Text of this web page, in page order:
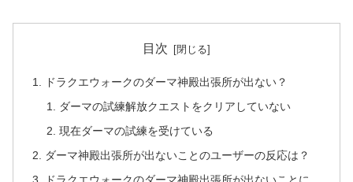
目次
ドラクエウォークのダーマ神殿出張所が出ない？
ダーマの試練解放クエストをクリアしていない
現在ダーマの試練を受けている
ダーマ神殿出張所が出ないことのユーザーの反応は？